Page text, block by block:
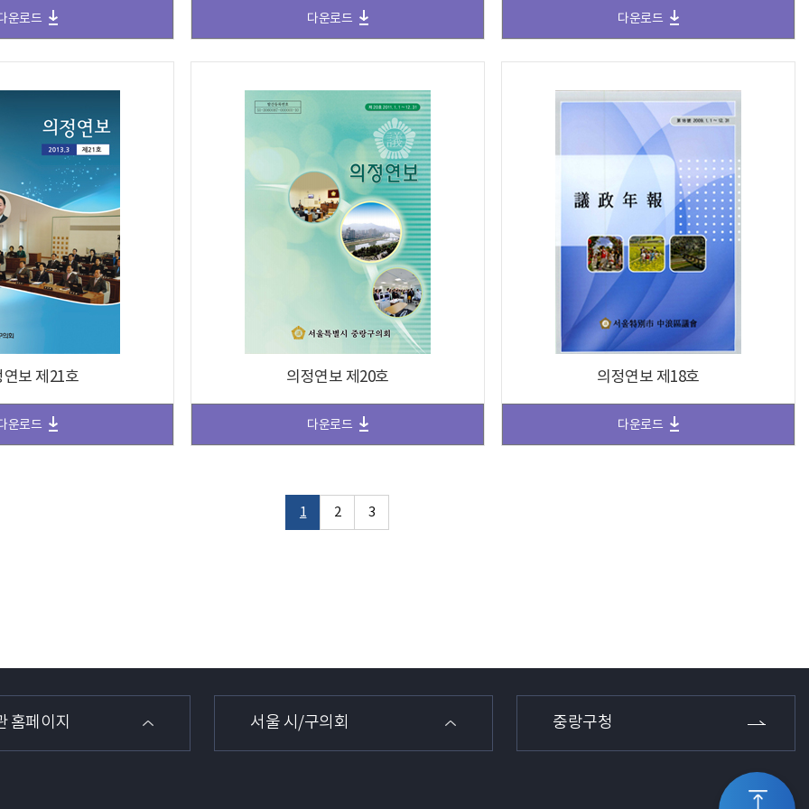
운로드 다운로드 다운로드
연보 제21호
운로드
의정연보 제20호
다운로드
의정연보 제18호
다운로드
1 2 3
홈페이지 서울 시/구의회 중랑구청